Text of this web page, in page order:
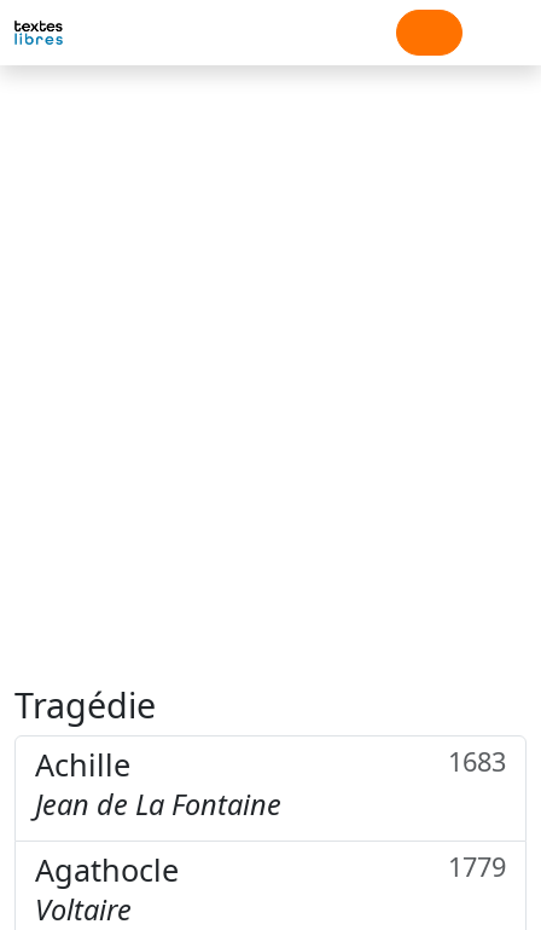
Tragédie
Achille 1683
Jean de La Fontaine
Agathocle 1779
Voltaire